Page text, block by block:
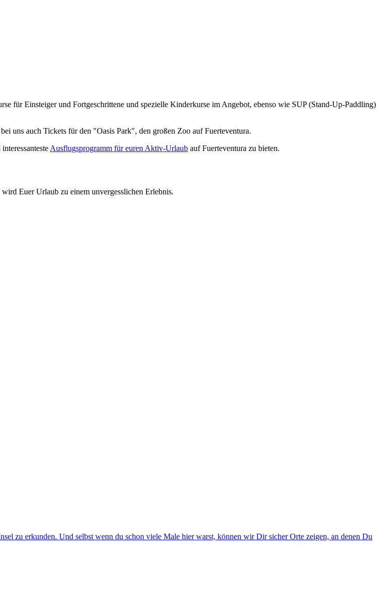
für Einsteiger und Fortgeschrittene und spezielle Kinderkurse im Angebot, ebenso wie SUP (Stand-Up-Paddling)
uns auch Tickets für den "Oasis Park", den großen Zoo auf Fuerteventura.
Ausflugsprogramm für euren Aktiv-Urlaub auf Fuerteventura zu bieten.
Euer Urlaub zu einem unvergesslichen Erlebnis.
zu erkunden. Und selbst wenn du schon viele Male hier warst, können wir Dir sicher Orte zeigen, an denen Du